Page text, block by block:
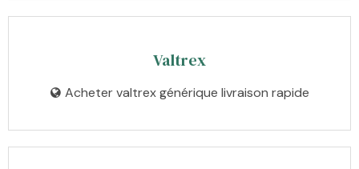
Valtrex
Acheter valtrex générique livraison rapide